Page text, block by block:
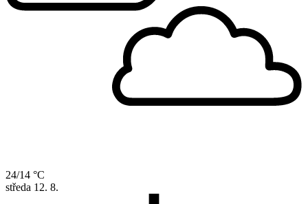
24/14 °C
středa 12. 8.